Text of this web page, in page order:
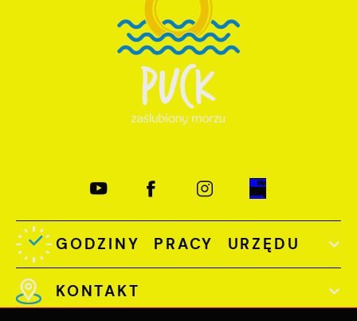
GODZINY PRACY URZĘDU
KONTAKT